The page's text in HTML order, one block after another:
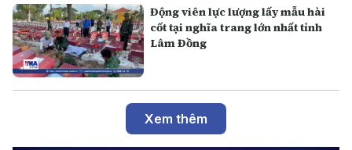
Động viên lực lượng lấy mẫu hài
cốt tại nghĩa trang lớn nhất tỉnh
Lâm Đồng
Xem thêm